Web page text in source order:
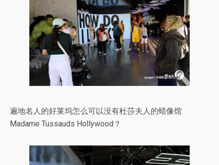
遍地名人的好莱坞怎么可以没有杜莎夫人的蜡像馆
Madame Tussauds Hollywood？